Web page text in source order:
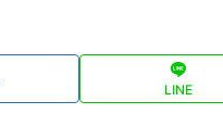
LINE